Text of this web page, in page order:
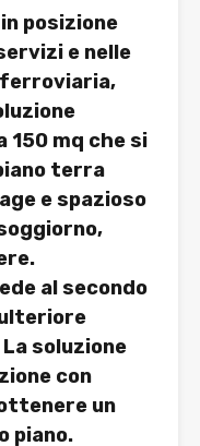
posizione
e nelle
150 mq che si
terra
e spazioso
al secondo
soluzione
con
un
piano.